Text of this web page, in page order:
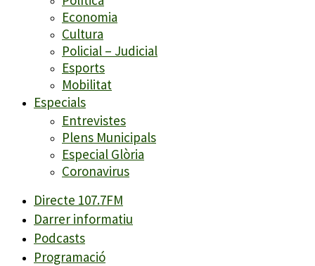
Economia
Cultura
Policial – Judicial
Esports
Mobilitat
Especials
Entrevistes
Plens Municipals
Especial Glòria
Coronavirus
Directe 107.7FM
Darrer informatiu
Podcasts
Programació